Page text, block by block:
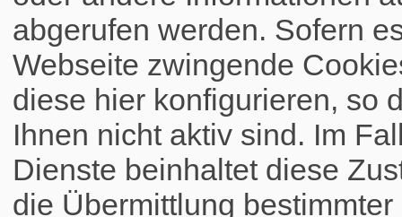
abgerufen werden. Sofern
Webseite zwingende
diese hier konfigurieren, so
Ihnen nicht aktiv sind. Im
Dienste beinhaltet diese
die Übermittlung